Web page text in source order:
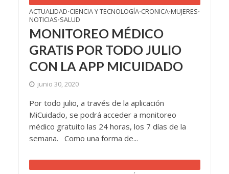
ACTUALIDAD•CIENCIA Y TECNOLOGÍA•CRONICA•MUJERES•
NOTICIAS•SALUD
MONITOREO MÉDICO
GRATIS POR TODO JULIO
CON LA APP MICUIDADO
junio 30, 2020
Por todo julio, a través de la aplicación
MiCuidado, se podrá acceder a monitoreo
médico gratuito las 24 horas, los 7 días de la
semana. Como una forma de...